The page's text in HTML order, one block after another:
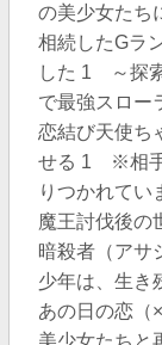
の美少女たち
相続したGラ
した 1 ～探
で最強スロー
恋結び天使ち
せる 1 ※相手
りつかれてい
魔王討伐後の
暗殺者（ア
少年は、生き
あの日の恋
美少女たちと